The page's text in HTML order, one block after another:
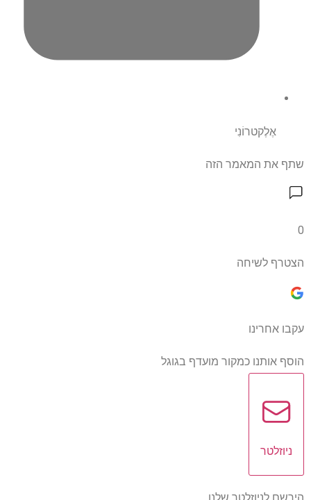
אֶלֶקטרוֹנִי
שתף את המאמר הזה
0
הצטרף לשיחה
עקבו אחרינו
הוסף אותנו כמקור מועדף בגוגל
ניוזלטר
הירשם לניוזלטר שלנו